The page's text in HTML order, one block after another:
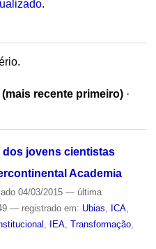
(mais recente primeiro) ·
dos jovens cientistas
Academia
04/03/2015 — última
— registrado em: Ubias ICA,
IEA, Transformação,